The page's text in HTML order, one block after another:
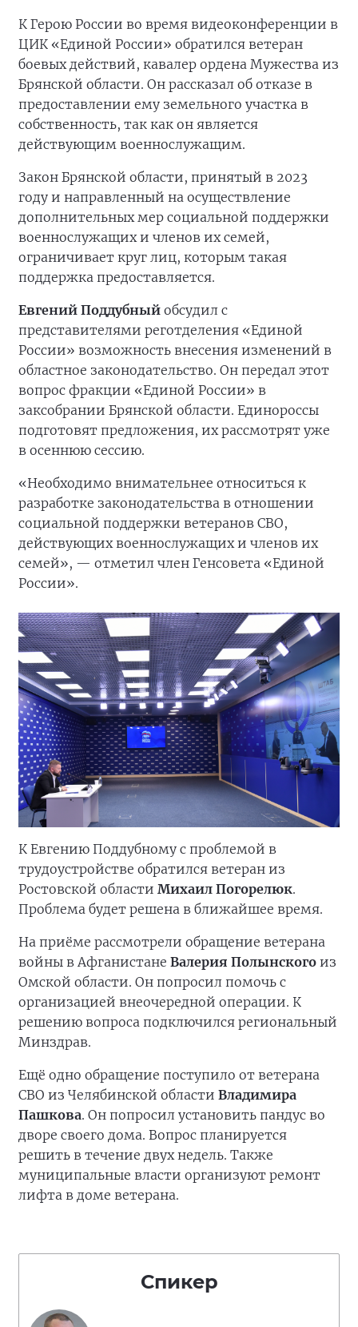
К Герою России во время видеоконференции в
ЦИК «Единой России» обратился ветеран
боевых действий, кавалер ордена Мужества из
Брянской области. Он рассказал об отказе в
предоставлении ему земельного участка в
собственность, так как он является
действующим военнослужащим.
Закон Брянской области, принятый в 2023
году и направленный на осуществление
дополнительных мер социальной поддержки
военнослужащих и членов их семей,
ограничивает круг лиц, которым такая
поддержка предоставляется.
Евгений Поддубный обсудил с
представителями реготделения «Единой
России» возможность внесения изменений в
областное законодательство. Он передал этот
вопрос фракции «Единой России» в
заксобрании Брянской области. Единороссы
подготовят предложения, их рассмотрят уже
в осеннюю сессию.
«Необходимо внимательнее относиться к
разработке законодательства в отношении
социальной поддержки ветеранов СВО,
действующих военнослужащих и членов их
семей», — отметил член Генсовета «Единой
России».
К Евгению Поддубному с проблемой в
трудоустройстве обратился ветеран из
Ростовской области Михаил Погорелюк.
Проблема будет решена в ближайшее время.
На приёме рассмотрели обращение ветерана
войны в Афганистане Валерия Полынского из
Омской области. Он попросил помочь с
организацией внеочередной операции. К
решению вопроса подключился региональный
Минздрав.
Ещё одно обращение поступило от ветерана
СВО из Челябинской области Владимира
Пашкова. Он попросил установить пандус во
дворе своего дома. Вопрос планируется
решить в течение двух недель. Также
муниципальные власти организуют ремонт
лифта в доме ветерана.
Спикер